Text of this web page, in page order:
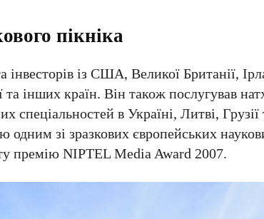
пікніка
із США, Великої Британії,
інших країн. Він також послугував
в Україні, Литві, Грузії
зі зразкових європейських
премію NIPTEL Media Award 2007.